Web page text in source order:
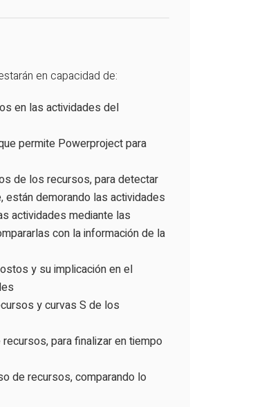
en capacidad de:
en las actividades del
permite Powerproject para
de los recursos, para detectar
demorando las actividades
actividades mediante las
con la información de la
y su implicación en el
y curvas S de los
para finalizar en tiempo
de recursos, comparando lo